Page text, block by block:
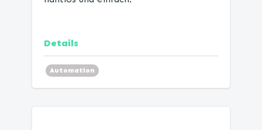
Details
Automation